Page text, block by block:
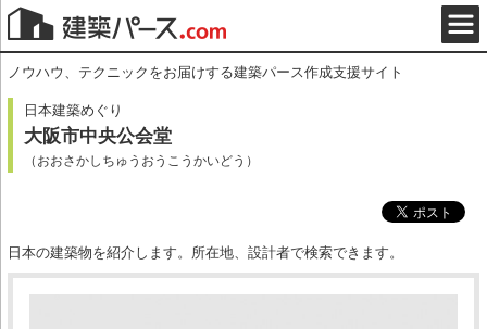
ノウハウ、テクニックをお届けする建築パース作成支援サイト
日本建築めぐり
大阪市中央公会堂
（おおさかしちゅうおうこうかいどう）
日本の建築物を紹介します。所在地、設計者で検索できます。